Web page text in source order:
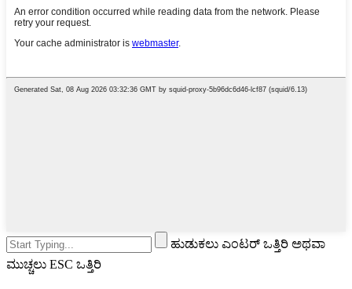
ಹುಡುಕಲು ಎಂಟರ್ ಒತ್ತಿರಿ ಅಥವಾ
ಮುಚ್ಚಲು ESC ಒತ್ತಿರಿ